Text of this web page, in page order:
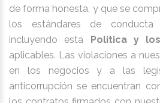
de forma honesta, y que se
los estándares de
incluyendo esta
Política y
aplicables. Las violaciones a
en los negocios y a las
anticorrupción se encuentran